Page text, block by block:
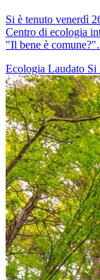
Si è tenuto venerdì
Centro di ecologia
"Il bene è
Ecologia Laudato Si